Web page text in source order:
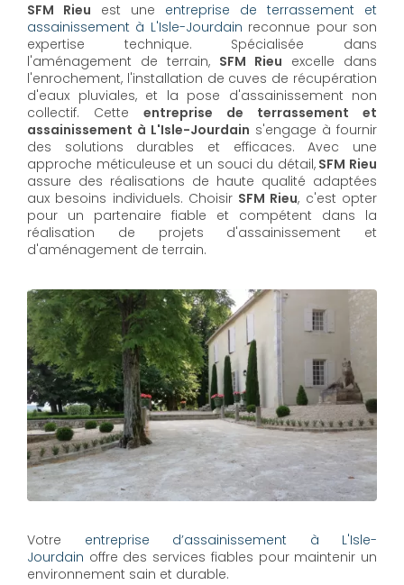
SFM Rieu est une entreprise de terrassement et
assainissement à L'Isle-Jourdain reconnue pour son
expertise technique. Spécialisée dans
l'aménagement de terrain, SFM Rieu excelle dans
l'enrochement, l'installation de cuves de récupération
d'eaux pluviales, et la pose d'assainissement non
collectif. Cette entreprise de terrassement et
assainissement à L'Isle-Jourdain s'engage à fournir
des solutions durables et efficaces. Avec une
approche méticuleuse et un souci du détail,SFM Rieu
assure des réalisations de haute qualité adaptées
aux besoins individuels. Choisir SFM Rieu, c'est opter
pour un partenaire fiable et compétent dans la
réalisation de projets d'assainissement et
d'aménagement de terrain.
Votre entreprise d’assainissement à L'Isle-
Jourdain offre des services fiables pour maintenir un
environnement sain et durable.